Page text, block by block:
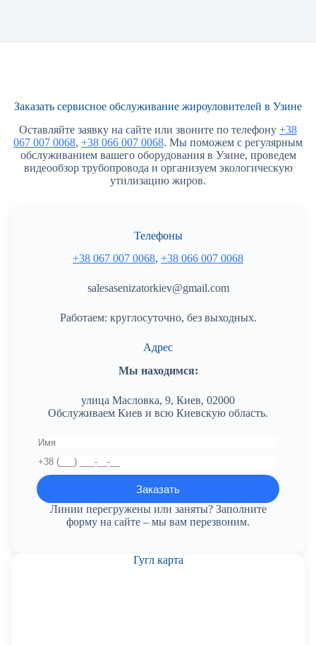
Заказать сервисное обслуживание жироуловителей в Узине
Оставляйте заявку на сайте или звоните по телефону +38
067 007 0068, +38 066 007 0068. Мы поможем с регулярным
обслуживанием вашего оборудования в Узине, проведем
видеообзор трубопровода и организуем экологическую
утилизацию жиров.
Телефоны
+38 067 007 0068, +38 066 007 0068
salesasenizatorkiev@gmail.com
Работаем: круглосуточно, без выходных.
Адрес
Мы находимся:
улица Масловка, 9, Киев, 02000
Обслуживаем Киев и всю Киевскую область.
Линии перегружены или заняты? Заполните
форму на сайте – мы вам перезвоним.
Гугл карта